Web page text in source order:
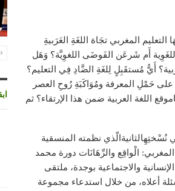
المغربي تجَاهَ اللغَةِ العَرَبيةِ
اللغَوِية أَم شَرعَن الفَوضَى اللغوِيَّة؟ وَهَل
أَيُّ مُستقَبِلٍ لِلغَةِ الضَّادِ فِي التعليم؟
على حَمْلِ المعرفة ومُوَاكَبَةِ رُوحِ العصر
اللغة العربية ضمن هذا الإرتقاء؟ ثم
نظمته المنسقية
الْواقِع والرِّهَانَات دورة محمد
الدراسات والبحوث الإنسانية والاجتماعية بوجدة، ملتقى
أعلاه، من خلال استدعاء مجموعة